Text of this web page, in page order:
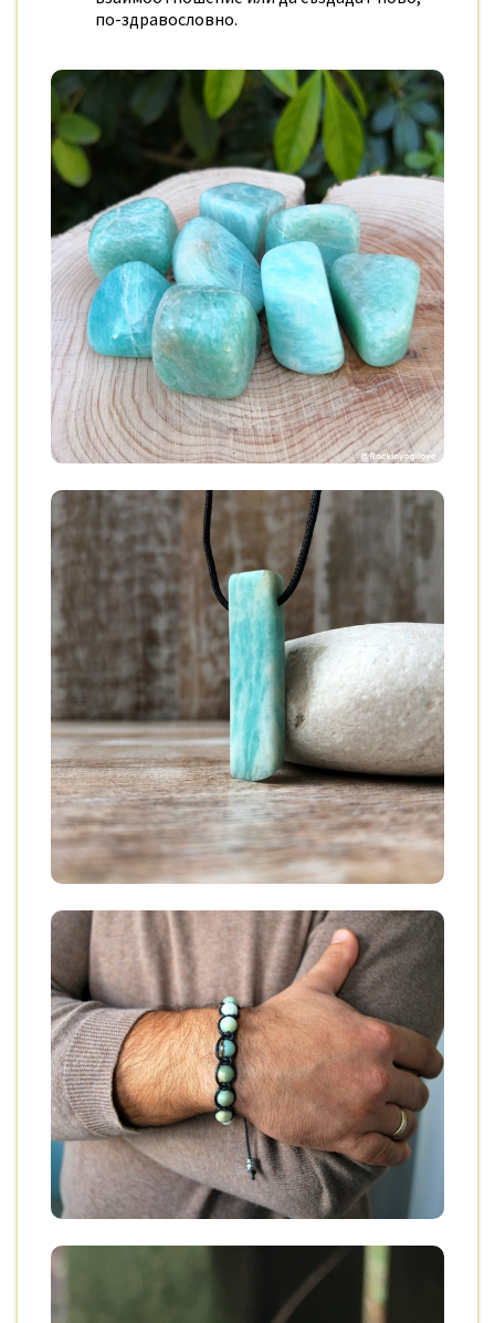
по-здравословно.